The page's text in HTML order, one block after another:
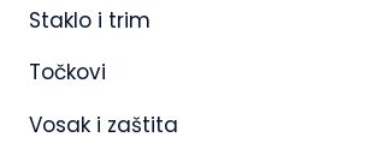
Staklo i trim
Točkovi
Vosak i zaštita